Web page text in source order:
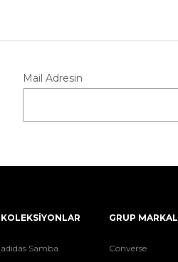
Mail Adresin
KOLEKSİYONLAR
adidas Samba
GRUP
Converse